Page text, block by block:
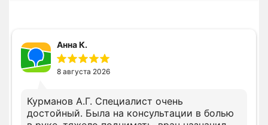
Анна К.
8 августа 2026
Курманов А.Г. Специалист очень
достойный. Была на консультации в болью